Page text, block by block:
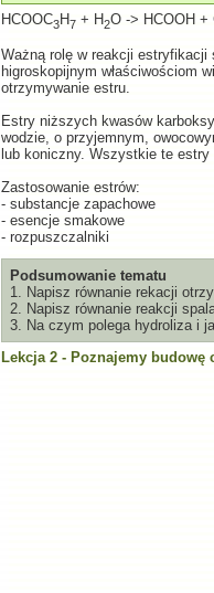
HCOOC3H7+ H2O -> HCOOH +
Ważną rolę w reakcji estryfikacji
higroskopijnym właściwościom
otrzymywanie estru.
Estry niższych kwasów
wodzie, o przyjemnym,
lub koniczny. Wszystkie te
Zastosowanie estrów:
- substancje zapachowe
- esencje smakowe
- rozpuszczalniki
Podsumowanie tematu
1. Napisz równanie rekacji
2. Napisz równanie reakcji
3. Na czym polega hydroliza i
Lekcja 2 - Poznajemy budowę